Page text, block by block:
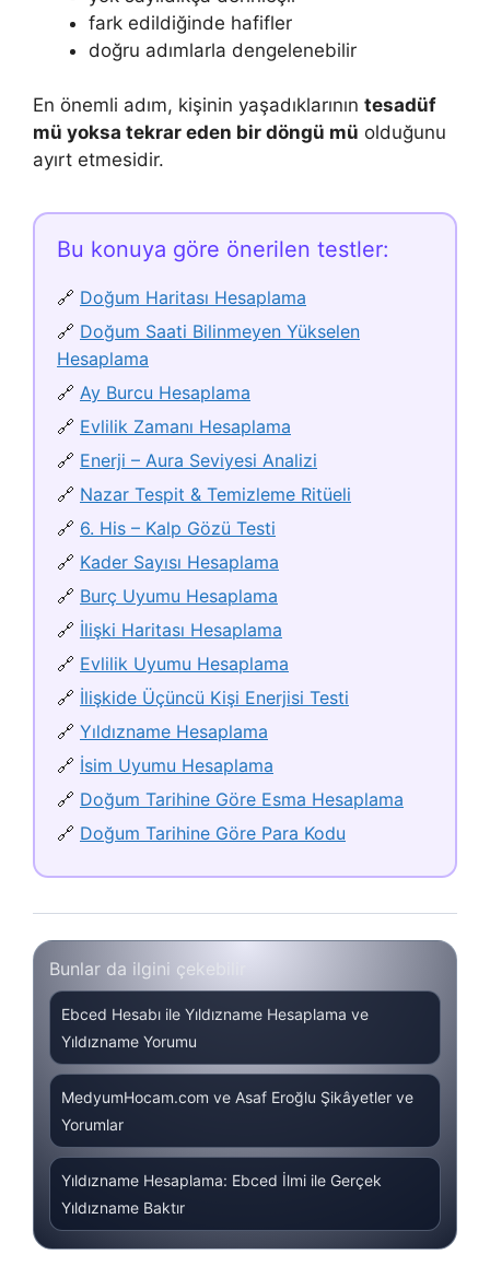
fark edildiğinde hafifler
doğru adımlarla dengelenebilir
En önemli adım, kişinin yaşadıklarının tesadüf
mü yoksa tekrar eden bir döngü mü olduğunu
ayırt etmesidir.
Bu konuya göre önerilen testler:
🔗 Doğum Haritası Hesaplama
🔗 Doğum Saati Bilinmeyen Yükselen
Hesaplama
🔗 Ay Burcu Hesaplama
🔗 Evlilik Zamanı Hesaplama
🔗 Enerji – Aura Seviyesi Analizi
🔗 Nazar Tespit & Temizleme Ritüeli
🔗 6. His – Kalp Gözü Testi
🔗 Kader Sayısı Hesaplama
🔗 Burç Uyumu Hesaplama
🔗 İlişki Haritası Hesaplama
🔗 Evlilik Uyumu Hesaplama
🔗 İlişkide Üçüncü Kişi Enerjisi Testi
🔗 Yıldızname Hesaplama
🔗 İsim Uyumu Hesaplama
🔗 Doğum Tarihine Göre Esma Hesaplama
🔗 Doğum Tarihine Göre Para Kodu
Bunlar da ilgini çekebilir
Ebced Hesabı ile Yıldızname Hesaplama ve
Yıldızname Yorumu
MedyumHocam.com ve Asaf Eroğlu Şikâyetler ve
Yorumlar
Yıldızname Hesaplama: Ebced İlmi ile Gerçek
Yıldızname Baktır